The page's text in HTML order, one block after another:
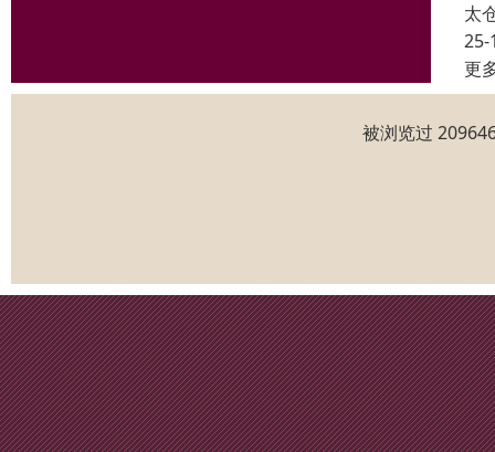
太
25-
更
被浏览过